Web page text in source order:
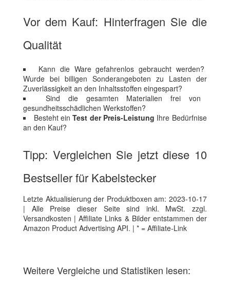
Vor dem Kauf: Hinterfragen Sie die
Qualität
Kann die Ware gefahrenlos gebraucht werden?
Wurde bei billigen Sonderangeboten zu Lasten der
Zuverlässigkeit an den Inhaltsstoffen eingespart?
Sind die gesamten Materialien frei von
gesundheitsschädlichen Werkstoffen?
Besteht einTest der Preis-Leistung Ihre Bedürfnise
an den Kauf?
Tipp: Vergleichen Sie jetzt diese 10
Bestseller für Kabelstecker
Letzte Aktualisierung der Produktboxen am: 2023-10-17
| Alle Preise dieser Seite sind inkl. MwSt. zzgl.
Versandkosten | Affiliate Links & Bilder entstammen der
Amazon Product Advertising API. | * = Affiliate-Link
Weitere Vergleiche und Statistiken lesen: